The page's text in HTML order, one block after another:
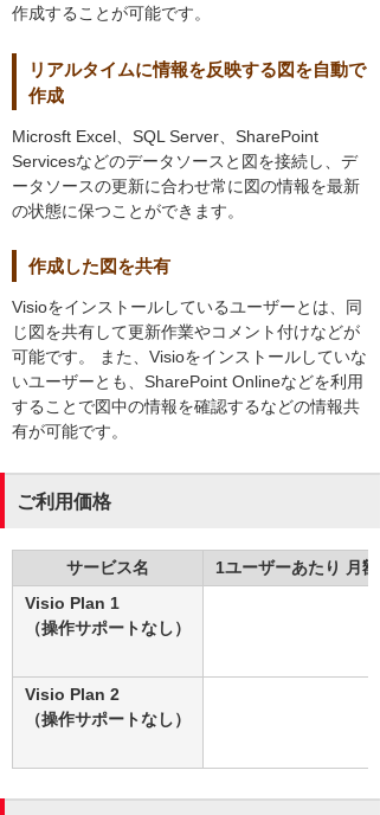
作成することが可能です。
リアルタイムに情報を反映する図を自動で
作成
Microsft Excel、SQL Server、SharePoint
Servicesなどのデータソースと図を接続し、デ
ータソースの更新に合わせ常に図の情報を最新
の状態に保つことができます。
作成した図を共有
Visioをインストールしているユーザーとは、同
じ図を共有して更新作業やコメント付けなどが
可能です。 また、Visioをインストールしていな
いユーザーとも、SharePoint Onlineなどを利用
することで図中の情報を確認するなどの情報共
有が可能です。
ご利用価格
サービス名
1ユーザーあたり 月額
Visio Plan 1
（操作サポートなし）
Visio Plan 2
（操作サポートなし）